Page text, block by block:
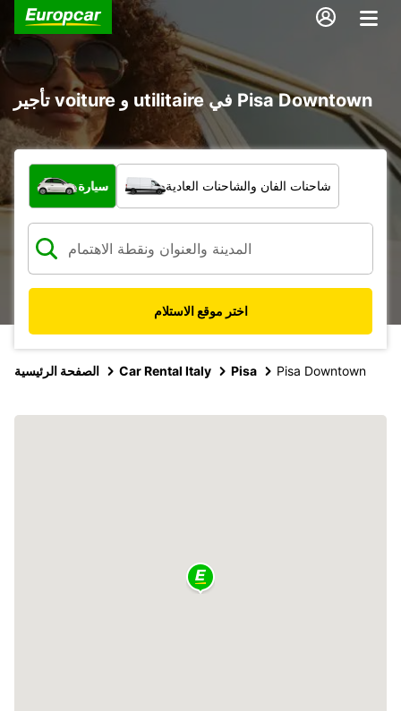
تأجير voiture و utilitaire في Pisa Downtown
ما نوع المركبة؟
سيارة شاحنات الفان والشاحنات العادية
اختر موقع الاستلام
الصفحة الرئيسية Car Rental Italy Pisa Pisa Downtown